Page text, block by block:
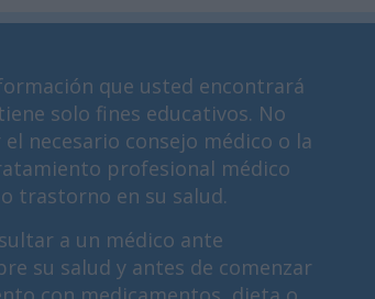
que usted encontrará
solo fines educativos. No
necesario consejo médico o la
profesional médico
trastorno en su salud.
a un médico ante
su salud y antes de comenzar